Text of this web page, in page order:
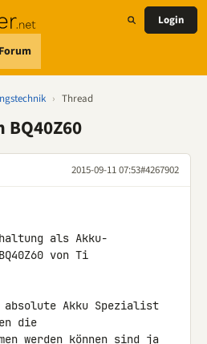
Forum
Login
› Thread
2015-09-11 07:53#4267902
als Akku-
von Ti
Akku Spezialist
die
werden können sind ja